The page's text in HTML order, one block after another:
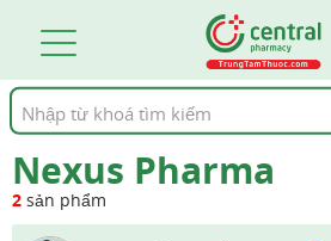
Tìm
kiếm
Nexus Pharma
2 sản phẩm